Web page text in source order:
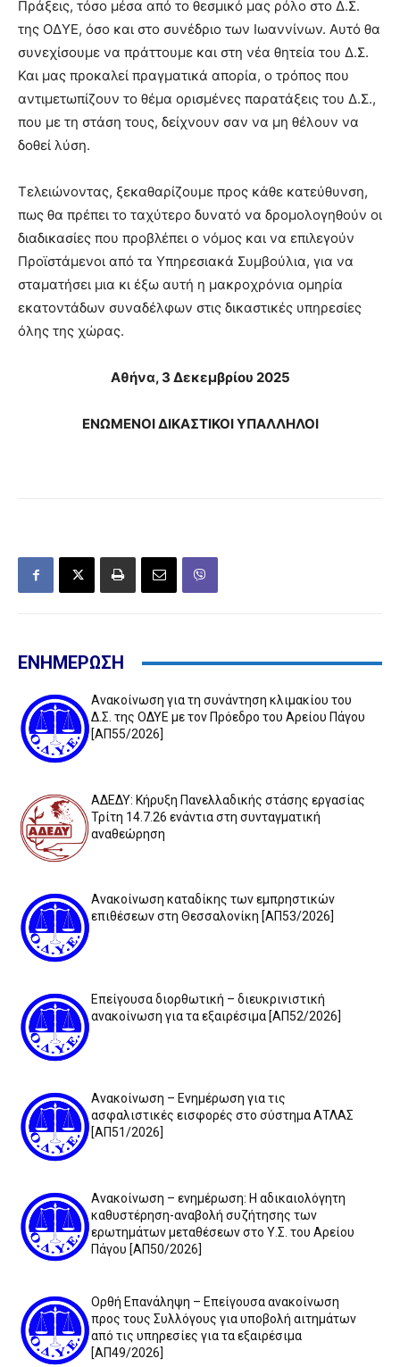
Πράξεις, τόσο μέσα από το θεσμικό μας ρόλο στο Δ.Σ.
της ΟΔΥΕ, όσο και στο συνέδριο των Ιωαννίνων. Αυτό θα
συνεχίσουμε να πράττουμε και στη νέα θητεία του Δ.Σ.
Και μας προκαλεί πραγματικά απορία, ο τρόπος που
αντιμετωπίζουν το θέμα ορισμένες παρατάξεις του Δ.Σ.,
που με τη στάση τους, δείχνουν σαν να μη θέλουν να
δοθεί λύση.
Τελειώνοντας, ξεκαθαρίζουμε προς κάθε κατεύθυνση,
πως θα πρέπει το ταχύτερο δυνατό να δρομολογηθούν οι
διαδικασίες που προβλέπει ο νόμος και να επιλεγούν
Προϊστάμενοι από τα Υπηρεσιακά Συμβούλια, για να
σταματήσει μια κι έξω αυτή η μακροχρόνια ομηρία
εκατοντάδων συναδέλφων στις δικαστικές υπηρεσίες
όλης της χώρας.
Αθήνα, 3 Δεκεμβρίου 2025
ΕΝΩΜΕΝΟΙ ΔΙΚΑΣΤΙΚΟΙ ΥΠΑΛΛΗΛΟΙ
ΕΝΗΜΕΡΩΣΗ
Ανακοίνωση για τη συνάντηση κλιμακίου του
Δ.Σ. της ΟΔΥΕ με τον Πρόεδρο του Αρείου Πάγου
[ΑΠ55/2026]
ΑΔΕΔΥ: Κήρυξη Πανελλαδικής στάσης εργασίας
Τρίτη 14.7.26 ενάντια στη συνταγματική
αναθεώρηση
Ανακοίνωση καταδίκης των εμπρηστικών
επιθέσεων στη Θεσσαλονίκη [ΑΠ53/2026]
Επείγουσα διορθωτική – διευκρινιστική
ανακοίνωση για τα εξαιρέσιμα [ΑΠ52/2026]
Ανακοίνωση – Ενημέρωση για τις
ασφαλιστικές εισφορές στο σύστημα ΑΤΛΑΣ
[ΑΠ51/2026]
Ανακοίνωση – ενημέρωση: Η αδικαιολόγητη
καθυστέρηση-αναβολή συζήτησης των
ερωτημάτων μεταθέσεων στο Υ.Σ. του Αρείου
Πάγου [ΑΠ50/2026]
Ορθή Επανάληψη – Επείγουσα ανακοίνωση
προς τους Συλλόγους για υποβολή αιτημάτων
από τις υπηρεσίες για τα εξαιρέσιμα
[ΑΠ49/2026]